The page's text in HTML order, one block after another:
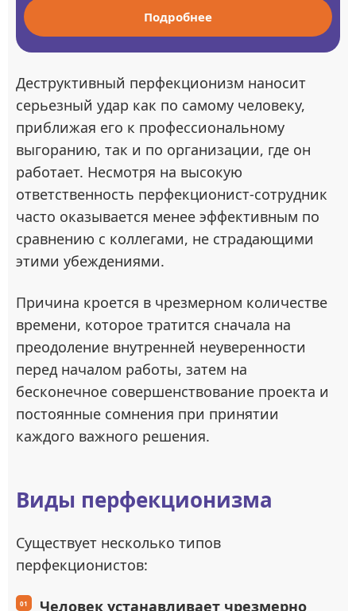
Подробнее
Деструктивный перфекционизм наносит
серьезный удар как по самому человеку,
приближая его к профессиональному
выгоранию, так и по организации, где он
работает. Несмотря на высокую
ответственность перфекционист-сотрудник
часто оказывается менее эффективным по
сравнению с коллегами, не страдающими
этими убеждениями.
Причина кроется в чрезмерном количестве
времени, которое тратится сначала на
преодоление внутренней неуверенности
перед началом работы, затем на
бесконечное совершенствование проекта и
постоянные сомнения при принятии
каждого важного решения.
Виды перфекционизма
Существует несколько типов
перфекционистов:
Человек устанавливает чрезмерно